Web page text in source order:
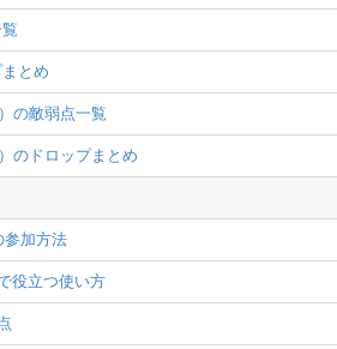
とめ
の敵弱点一覧
のドロップまとめ
参加方法
役立つ使い方